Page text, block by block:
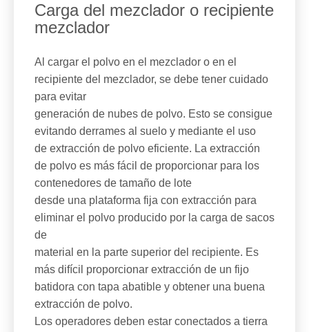
Carga del mezclador o recipiente
mezclador
Al cargar el polvo en el mezclador o en el
recipiente del mezclador, se debe tener cuidado
para evitar
generación de nubes de polvo. Esto se consigue
evitando derrames al suelo y mediante el uso
de extracción de polvo eficiente. La extracción
de polvo es más fácil de proporcionar para los
contenedores de tamaño de lote
desde una plataforma fija con extracción para
eliminar el polvo producido por la carga de sacos
de
material en la parte superior del recipiente. Es
más difícil proporcionar extracción de un fijo
batidora con tapa abatible y obtener una buena
extracción de polvo.
Los operadores deben estar conectados a tierra